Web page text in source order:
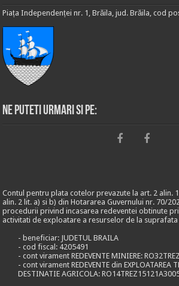
Piața Independenței nr. 1, Brăila, jud. Brăila, cod
Ne puteti urmari si pe:
Contul pentru plata cotelor prevazute la art. 2 alin.
alin. 2 lit. a) si b) din Hotararea Guvernului nr. 70/
procedurii privind incasarea redeventei obtinute
activitati de exploatare a resurselor de la suprafata
- beneficiar: JUDETUL BRAILA
- cod fiscal: 4205491
- cont virament REDEVENTE MINIERE:
- cont virament REDEVENTE din EXPLOATAREA
DESTINATIE AGRICOLA: